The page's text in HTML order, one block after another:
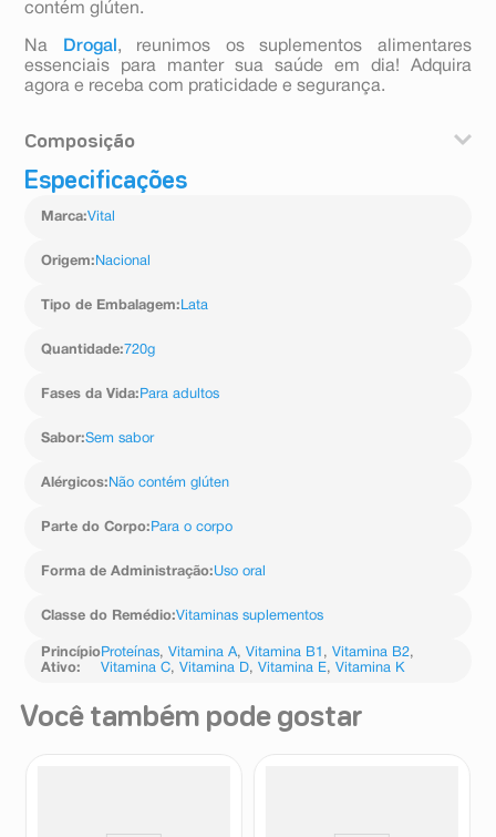
contém glúten.
Na Drogal , reunimos os suplementos alimentares
essenciais para manter sua saúde em dia! Adquira
agora e receba com praticidade e segurança.
Composição
Proteína de soja isolada, leite desnatado, inulina,
com baixo teor de ácido erúcico, soro de leite,
cálcio (carbonato de cálcio), inositol (mio-inositol),
vitamina C (ascorbato de sódio), ferro (pirofosfato
dl-alfa-tocoferol), niacina (nicotinamida), vitamina B5
(d-pantotenato de cálcio), manganês (sulfato de
(tiamina mononitrato), vitamina B6 (cloridrato de
de retinila), vitamina B9 (ácido fólico), selênio (selenato
vitamina D (colecalciferol), vitamina B12
hidroxido de potássio, emulsificante lecitina,
edulcorante glicosídeos de esteviol de stevia
Especificações
Marca:Vital
Origem: Nacional
Tipo de Embalagem: Lata
Quantidade:720g
Fases da Vida: Para adultos
Sabor:Sem sabor
Alérgicos: Não contém glúten
Parte do Corpo: Para o corpo
Forma de Administração:Uso oral
Classe do Remédio:Vitaminas suplementos
Princípio
Ativo:
Proteínas,Vitamina A,Vitamina B1 ,Vitamina B2,
Vitamina C,Vitamina D,Vitamina E,Vitamina K
Você também pode gostar